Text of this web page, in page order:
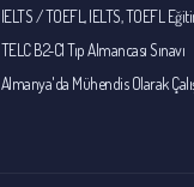
IELTS / TOEFL, IELTS, TOEFL
TELC B2-C1 Tıp Almancası Sınavı
Almanya'da Mühendis Olarak